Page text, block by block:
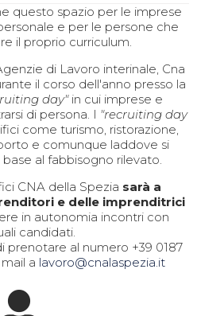
questo spazio per le imprese
e per le persone che
il proprio curriculum.
di Lavoro interinale, Cna
il corso dell'anno presso la
day"in cui imprese e
di persona. I "recruiting day
come turismo, ristorazione,
e comunque laddove si
al fabbisogno rilevato.
CNA della Spezia sarà a
e delle imprenditrici
in autonomia incontri con
candidati.
prenotare al numero +39 0187
a lavoro@cnalaspezia.it